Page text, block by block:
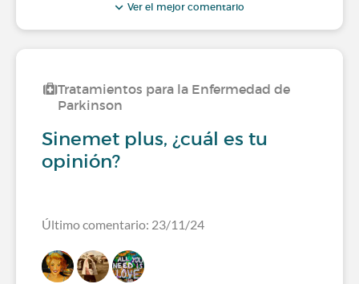
Ver el mejor comentario
Tratamientos para la Enfermedad de
Parkinson
Sinemet plus, ¿cuál es tu
opinión?
Último comentario: 23/11/24